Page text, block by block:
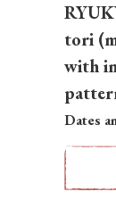
tori
with
Dates